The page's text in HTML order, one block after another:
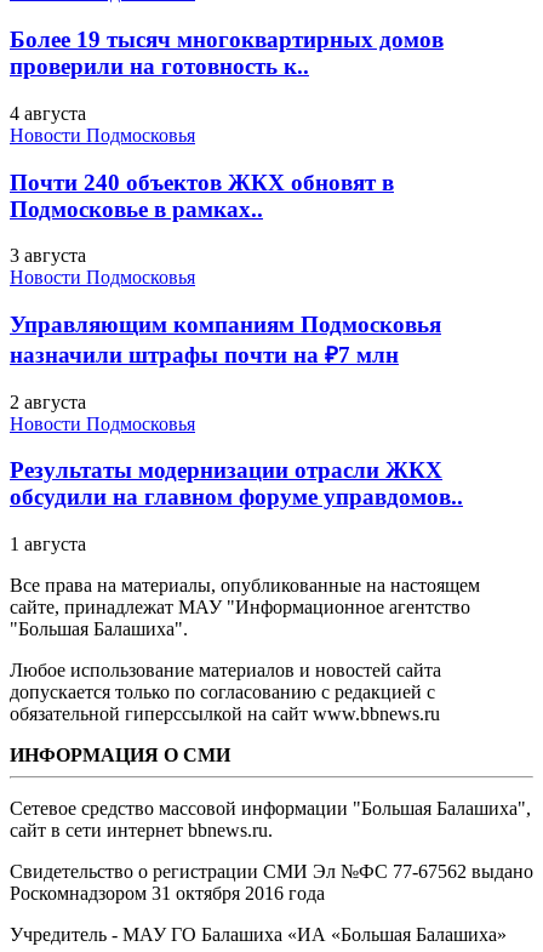
Более 19 тысяч многоквартирных домов
проверили на готовность к..
4 августа
Новости Подмосковья
Почти 240 объектов ЖКХ обновят в
Подмосковье в рамках..
3 августа
Новости Подмосковья
Управляющим компаниям Подмосковья
назначили штрафы почти на ₽7 млн
2 августа
Новости Подмосковья
Результаты модернизации отрасли ЖКХ
обсудили на главном форуме управдомов..
1 августа
Все права на материалы, опубликованные на настоящем
сайте, принадлежат МАУ "Информационное агентство
"Большая Балашиха".
Любое использование материалов и новостей сайта
допускается только по согласованию с редакцией с
обязательной гиперссылкой на сайт www.bbnews.ru
ИНФОРМАЦИЯ О СМИ
Сетевое средство массовой информации "Большая Балашиха",
сайт в сети интернет bbnews.ru.
Свидетельство о регистрации СМИ Эл №ФС ‎77-67562 выдано
Роскомнадзором 31 октября 2016 года
Учредитель - МАУ ГО Балашиха «ИА «Большая Балашиха»